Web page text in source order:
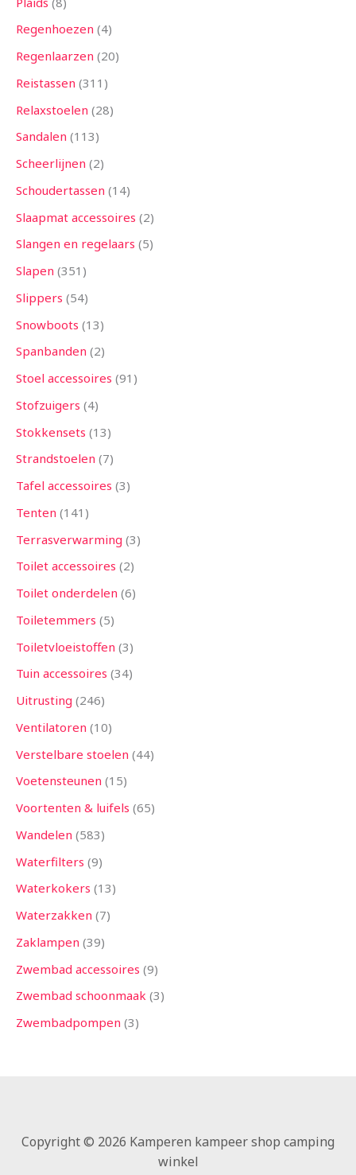
Regenhoezen 4
Regenlaarzen 20
Reistassen 311
Relaxstoelen 28
Sandalen 113
Scheerlijnen 2
Schoudertassen 14
Slaapmat accessoires 2
Slangen en regelaars 5
Slapen 351
Slippers 54
Snowboots 13
Spanbanden 2
Stoel accessoires 91
Stofzuigers 4
Stokkensets 13
Strandstoelen 7
Tafel accessoires 3
Tenten 141
Terrasverwarming 3
Toilet accessoires 2
Toilet onderdelen 6
Toiletemmers 5
Toiletvloeistoffen 3
Tuin accessoires 34
Uitrusting 246
Ventilatoren 10
Verstelbare stoelen 44
Voetensteunen 15
Voortenten & luifels 65
Wandelen 583
Waterfilters 9
Waterkokers 13
Waterzakken 7
Zaklampen 39
Zwembad accessoires 9
Zwembad schoonmaak 3
Zwembadpompen 3
Copyright © 2026 Kamperen kampeer shop camping
winkel